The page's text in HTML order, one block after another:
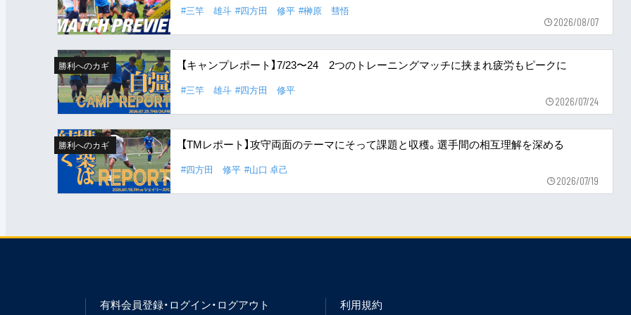
#三竿 雄斗 #四方田 修平 #榊原 彗悟
2026/08/07
勝利へのカギ 【キャンプレポート】7/23〜24 2つのトレーニングマッチに挟まれ疲労もピークに
#三竿 雄斗 #四方田 修平
2026/07/24
勝利へのカギ 【TMレポート】攻守両面のテーマにそって課題と収穫。選手間の相互理解を深める
#四方田 修平 #山口 卓己
2026/07/19
有料会員登録・ログイン・ログアウト
利用規約